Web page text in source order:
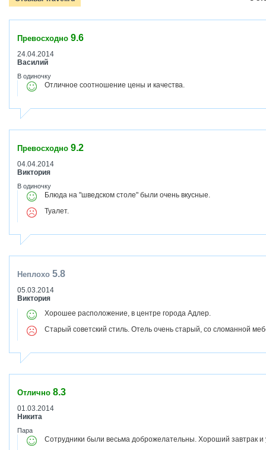
Превосходно 9.6
24.04.2014
Василий
В одиночку
Отличное соотношение цены и качества.
Превосходно 9.2
04.04.2014
Виктория
В одиночку
Блюда на "шведском столе" были очень вкусные.
Туалет.
Неплохо 5.8
05.03.2014
Виктория
Хорошее расположение, в центре города Адлер.
Старый советский стиль. Отель очень старый, со сломанной
Отлично 8.3
01.03.2014
Никита
Пара
Сотрудники были весьма доброжелательны. Хороший завтрак